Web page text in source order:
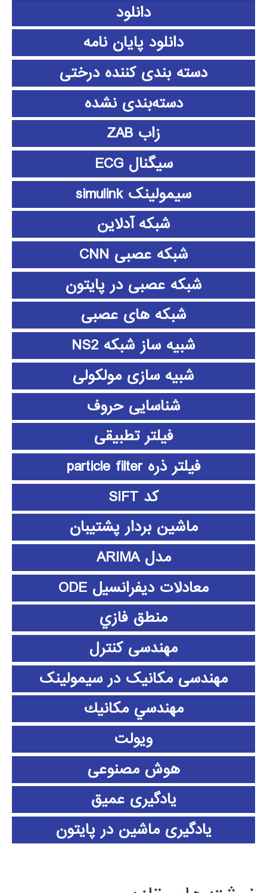
دانلود
دانلود پايان نامه
دسته بندی کننده درختی
دسته‌بندی نشده
زاب ZAB
سیگنال ECG
سیمولینک simulink
شبکه آدلاین
شبکه عصبی CNN
شبکه عصبی در پایتون
شبکه های عصبی
شبیه ساز شبکه NS2
شبیه سازی مولکولی
شناسایی حروف
فیلتر تطبیقی
فیلتر ذره particle filter
کد SIFT
ماشین بردار پشتیبان
مدل ARIMA
معادلات دیفرانسیل ODE
منطق فازي
مهندسی کنترل
مهندسی مکانیک در سیمولینک
مهندسي مكانيك
ویولت
هوش مصنوعی
یادگیری عمیق
یادگیری ماشین در پایتون